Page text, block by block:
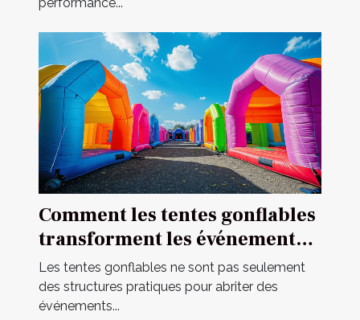
Comment les tentes gonflables
transforment les événements
en spectacles
Les tentes gonflables ne sont pas seulement
des structures pratiques pour abriter des
événements...